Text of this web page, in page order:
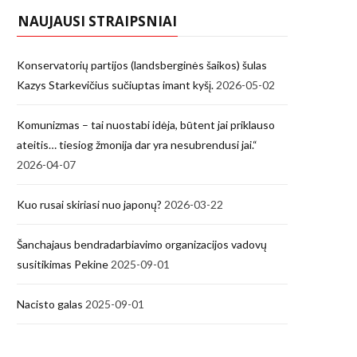
NAUJAUSI STRAIPSNIAI
Konservatorių partijos (landsberginės šaikos) šulas
Kazys Starkevičius sučiuptas imant kyšį. 2026-05-02
Komunizmas – tai nuostabi idėja, būtent jai priklauso
ateitis… tiesiog žmonija dar yra nesubrendusi jai.“
2026-04-07
Kuo rusai skiriasi nuo japonų? 2026-03-22
Šanchajaus bendradarbiavimo organizacijos vadovų
susitikimas Pekine 2025-09-01
Nacisto galas 2025-09-01